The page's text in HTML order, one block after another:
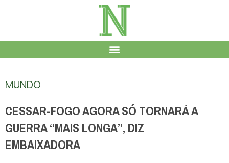
MUNDO
CESSAR-FOGO AGORA SÓ TORNARÁ A
GUERRA “MAIS LONGA”, DIZ
EMBAIXADORA